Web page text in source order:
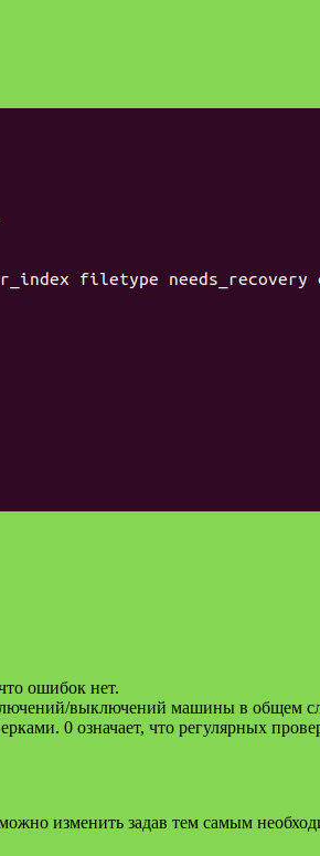
ошибок нет.
выключений машины в общем
0 означает, что регулярных
изменить задав тем самым